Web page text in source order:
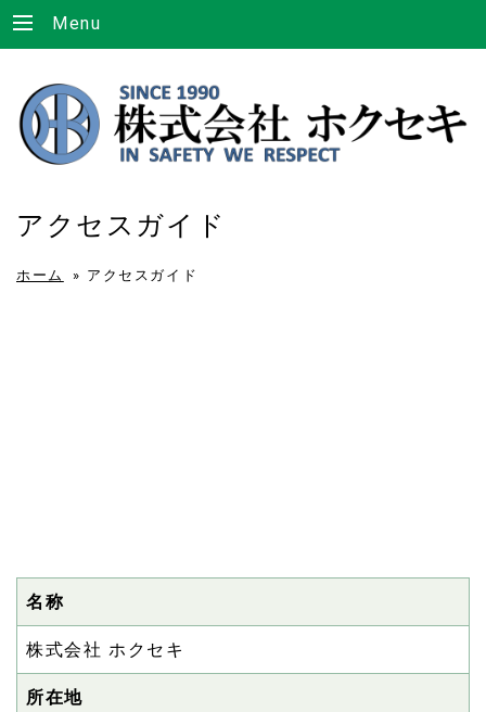
Menu
アクセスガイド
ホーム » アクセスガイド
名称
株式会社 ホクセキ
所在地